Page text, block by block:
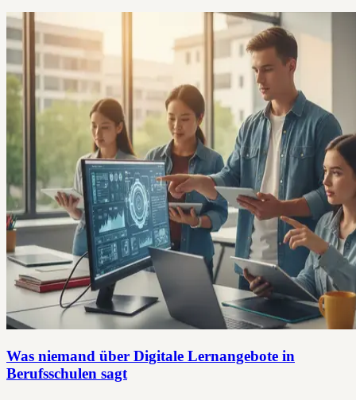
Was niemand über Digitale Lernangebote in
Berufsschulen sagt